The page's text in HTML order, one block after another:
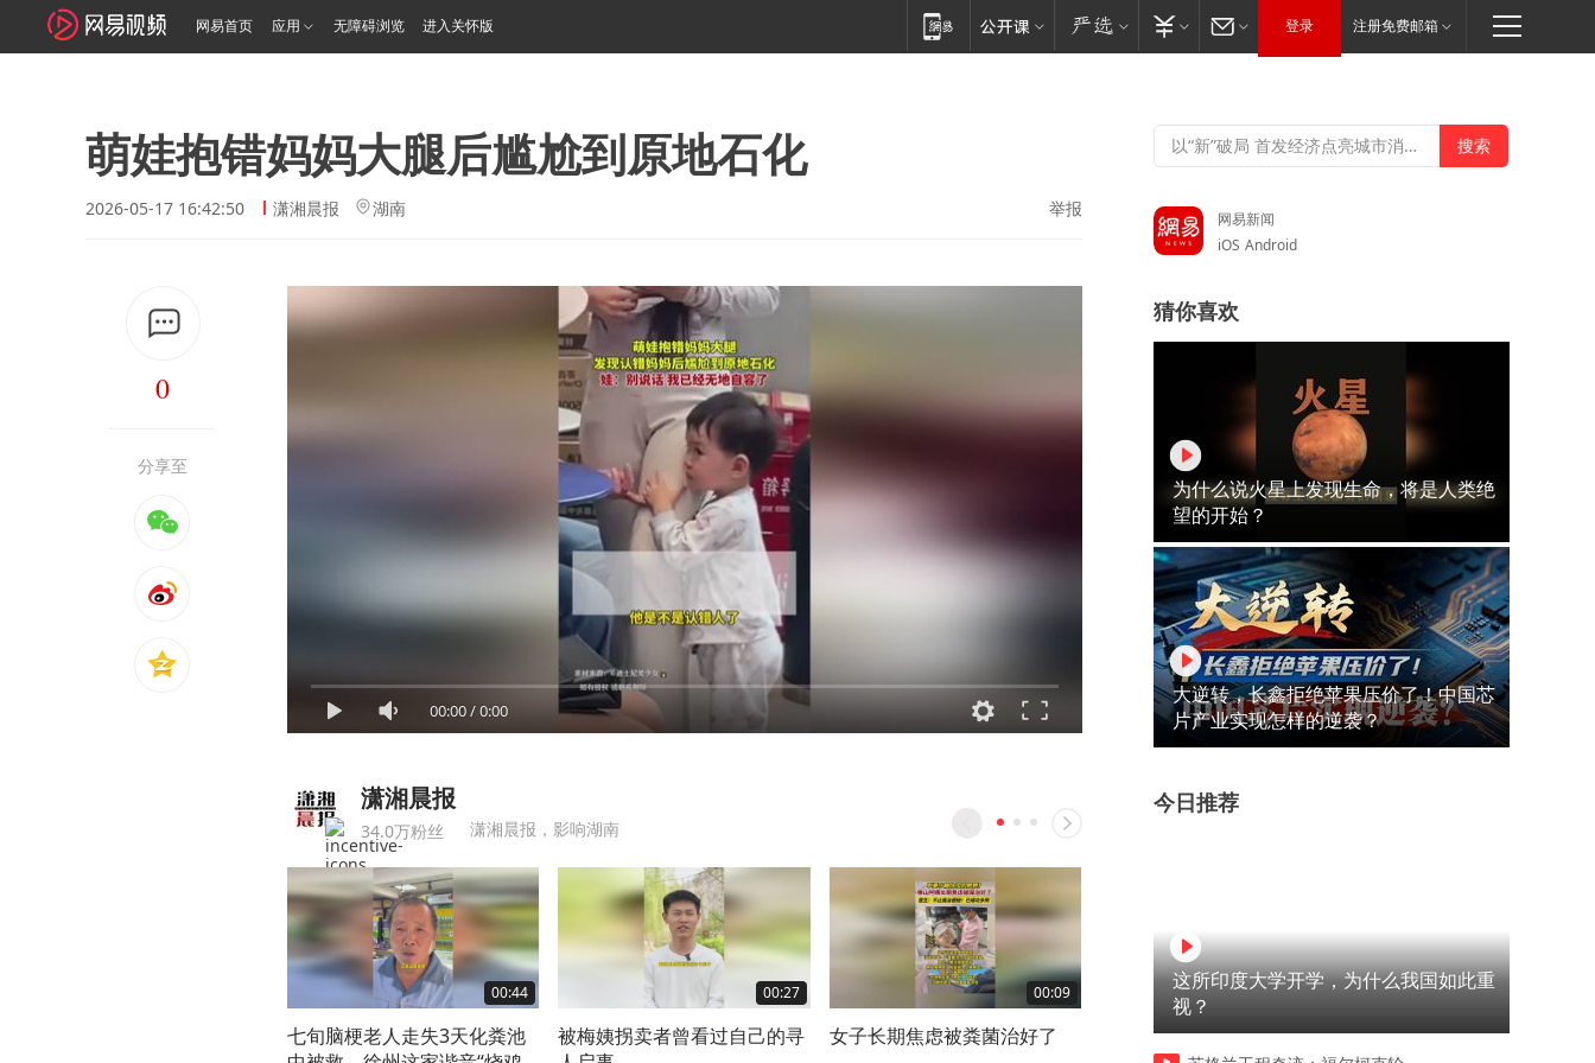
网易首页 应用 无障碍浏览 进入关怀版 登录 注册免费邮箱
萌娃抱错妈妈大腿后尴尬到原地石化
2026-05-17 16:42:50 潇湘晨报 湖南 举报
0
分享至
00:00/0:00
潇湘晨报
34.0万粉丝 潇湘晨报，影响湖南
00:44
七旬脑梗老人走失3天化粪池
00:27
被梅姨拐卖者曾看过自己的寻
00:09
女子长期焦虑被粪菌治好了
00:11
徐良偷偷给外卖小哥送电瓶
湖南跑者北极点马拉松夺冠
网易新闻
iOS Android
猜你喜欢
为什么说火星上发现生命，将是人类绝
望的开始？
大逆转，长鑫拒绝苹果压价了！中国芯
片产业实现怎样的逆袭？
今日推荐
这所印度大学开学，为什么我国如此重
视？